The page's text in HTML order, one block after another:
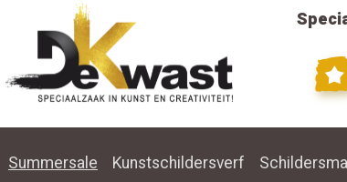
Summersale Kunstschildersverf